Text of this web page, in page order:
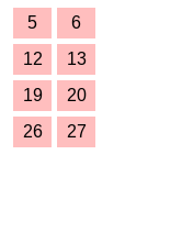
5
6
12
13
19
20
26
27